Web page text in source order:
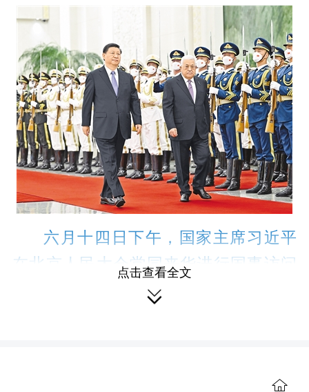
六月十四日下午，国家主席习近平
在北京人民大会堂同来华进行国事访问
的巴勒斯坦总统阿巴斯举行会谈。这是
点击查看全文
